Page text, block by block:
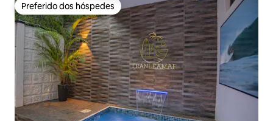
Preferido dos hóspedes
Preferido dos hóspedes